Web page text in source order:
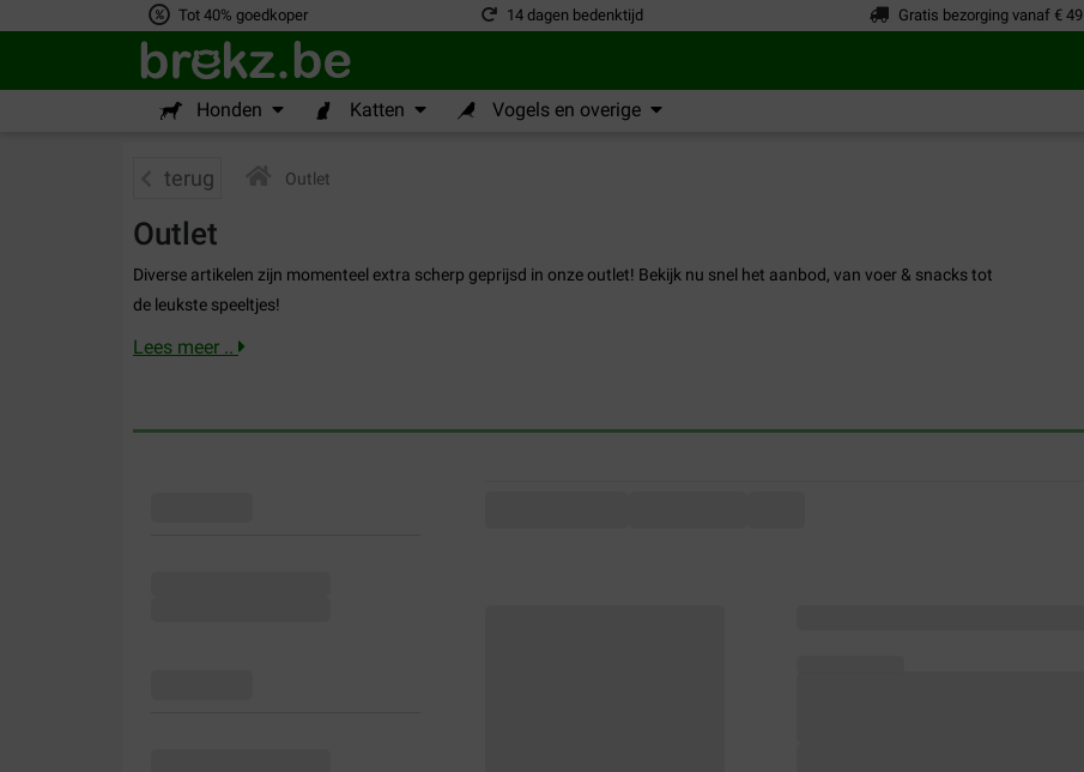
Tot 40% goedkoper 14 dagen bedenktijd Gratis bezorging vanaf € 49
Honden Katten Vogels en overige
terug Outlet
Outlet
Diverse artikelen zijn momenteel extra scherp geprijsd in onze outlet! Bekijk nu snel het aanbod, van voer & snacks tot
de leukste speeltjes!
Lees meer ..